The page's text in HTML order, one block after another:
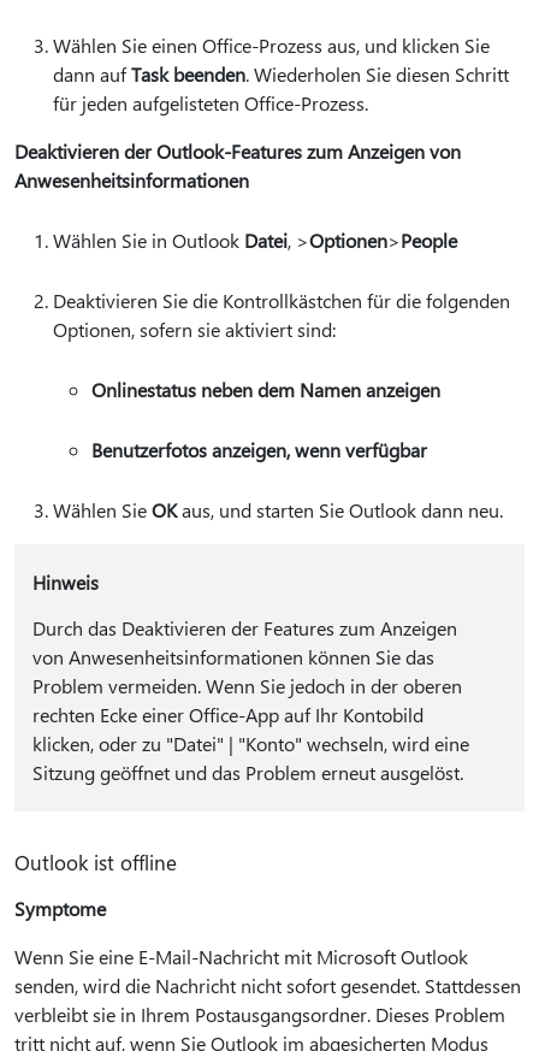
Wählen Sie einen Office-Prozess aus, und klicken Sie
dann aufTask beenden. Wiederholen Sie diesen Schritt
für jeden aufgelisteten Office-Prozess.
Deaktivieren der Outlook-Features zum Anzeigen von
Anwesenheitsinformationen
Wählen Sie in Outlook Datei, >Optionen>People
Deaktivieren Sie die Kontrollkästchen für die folgenden
Optionen, sofern sie aktiviert sind:
Onlinestatus neben dem Namen anzeigen
Benutzerfotos anzeigen, wenn verfügbar
Wählen SieOKaus, und starten Sie Outlook dann neu.
Hinweis
Durch das Deaktivieren der Features zum Anzeigen
von Anwesenheitsinformationen können Sie das
Problem vermeiden. Wenn Sie jedoch in der oberen
rechten Ecke einer Office-App auf Ihr Kontobild
klicken, oder zu "Datei" | "Konto" wechseln, wird eine
Sitzung geöffnet und das Problem erneut ausgelöst.
Outlook ist offline
Symptome
Wenn Sie eine E-Mail-Nachricht mit Microsoft Outlook
senden, wird die Nachricht nicht sofort gesendet. Stattdessen
verbleibt sie in Ihrem Postausgangsordner. Dieses Problem
tritt nicht auf, wenn Sie Outlook im abgesicherten Modus